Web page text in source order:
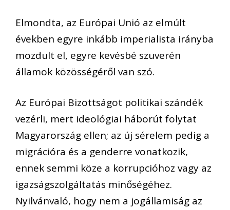
Elmondta, az Európai Unió az elmúlt
években egyre inkább imperialista irányba
mozdult el, egyre kevésbé szuverén
államok közösségéről van szó.
Az Európai Bizottságot politikai szándék
vezérli, mert ideológiai háborút folytat
Magyarország ellen; az új sérelem pedig a
migrációra és a genderre vonatkozik,
ennek semmi köze a korrupcióhoz vagy az
igazságszolgáltatás minőségéhez.
Nyilvánvaló, hogy nem a jogállamiság az